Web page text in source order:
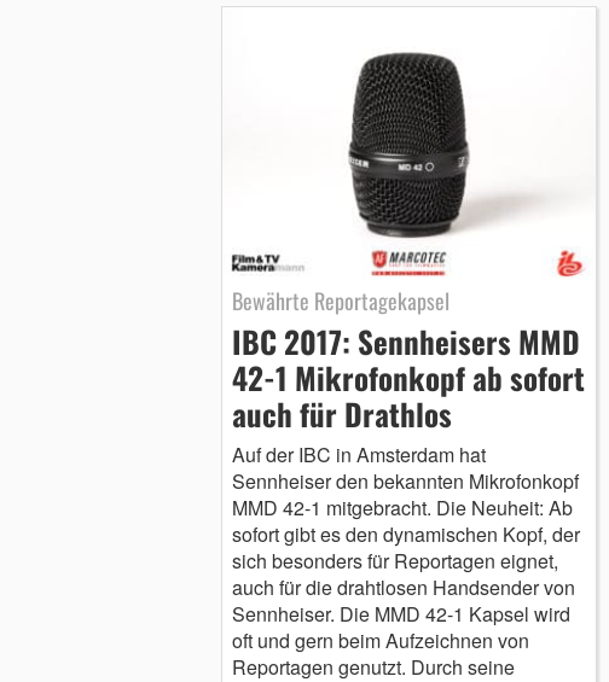
Bewährte Reportagekapsel
IBC 2017: Sennheisers MMD
42-1 Mikrofonkopf ab sofort
auch für Drathlos
Auf der IBC in Amsterdam hat
Sennheiser den bekannten Mikrofonkopf
MMD 42-1 mitgebracht. Die Neuheit: Ab
sofort gibt es den dynamischen Kopf, der
sich besonders für Reportagen eignet,
auch für die drahtlosen Handsender von
Sennheiser. Die MMD 42-1 Kapsel wird
oft und gern beim Aufzeichnen von
Reportagen genutzt. Durch seine